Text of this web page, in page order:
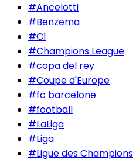
#Ancelotti
#Benzema
#C1
#Champions League
#copa del rey
#Coupe d'Europe
#fc barcelone
#football
#LaLiga
#Liga
#Ligue des Champions